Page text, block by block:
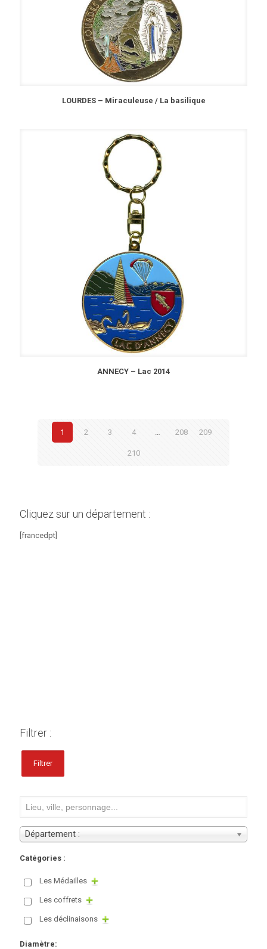
LOURDES – Miraculeuse / La basilique
ANNECY – Lac 2014
1 2 3 4 … 208 209
210
Cliquez sur un département :
[francedpt]
Filtrer :
Filtrer
Département :
Catégories :
Les Médailles
Les coffrets
Les déclinaisons
Diamètre: